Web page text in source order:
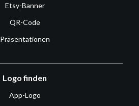
Etsy-Banner
QR-Code
Präsentationen
Logo finden
App-Logo